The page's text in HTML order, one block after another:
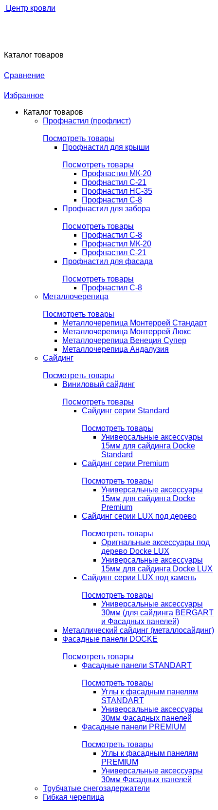
Центр кровли
Каталог товаров
Сравнение
Избранное
Каталог товаров
Профнастил (профлист)
Посмотреть товары
Профнастил для крыши
Посмотреть товары
Профнастил МК-20
Профнастил С-21
Профнастил НС-35
Профнастил С-8
Профнастил для забора
Посмотреть товары
Профнастил С-8
Профнастил МК-20
Профнастил С-21
Профнастил для фасада
Посмотреть товары
Профнастил С-8
Металлочерепица
Посмотреть товары
Металлочерепица Монтеррей Стандарт
Металлочерепица Монтеррей Люкс
Металлочерепица Венеция Супер
Металлочерепица Андалузия
Сайдинг
Посмотреть товары
Виниловый сайдинг
Посмотреть товары
Сайдинг серии Standard
Посмотреть товары
Универсальные аксессуары
15мм для сайдинга Docke
Standard
Сайдинг серии Premium
Посмотреть товары
Универсальные аксессуары
15мм для сайдинга Docke
Premium
Сайдинг серии LUX под дерево
Посмотреть товары
Оригнальные аксессуары под
дерево Docke LUX
Универсальные аксессуары
15мм для сайдинга Docke LUX
Сайдинг серии LUX под камень
Посмотреть товары
Универсальные аксессуары
30мм (для сайдинга BERGART
и Фасадных панелей)
Металлический сайдинг (металлосайдинг)
Фасадные панели DOCKE
Посмотреть товары
Фасадные панели STANDART
Посмотреть товары
Углы к фасадным панелям
STANDART
Универсальные аксессуары
30мм Фасадных панелей
Фасадные панели PREMIUM
Посмотреть товары
Углы к фасадным панелям
PREMIUM
Универсальные аксессуары
30мм Фасадных панелей
Трубчатые снегозадержатели
Гибкая черепица